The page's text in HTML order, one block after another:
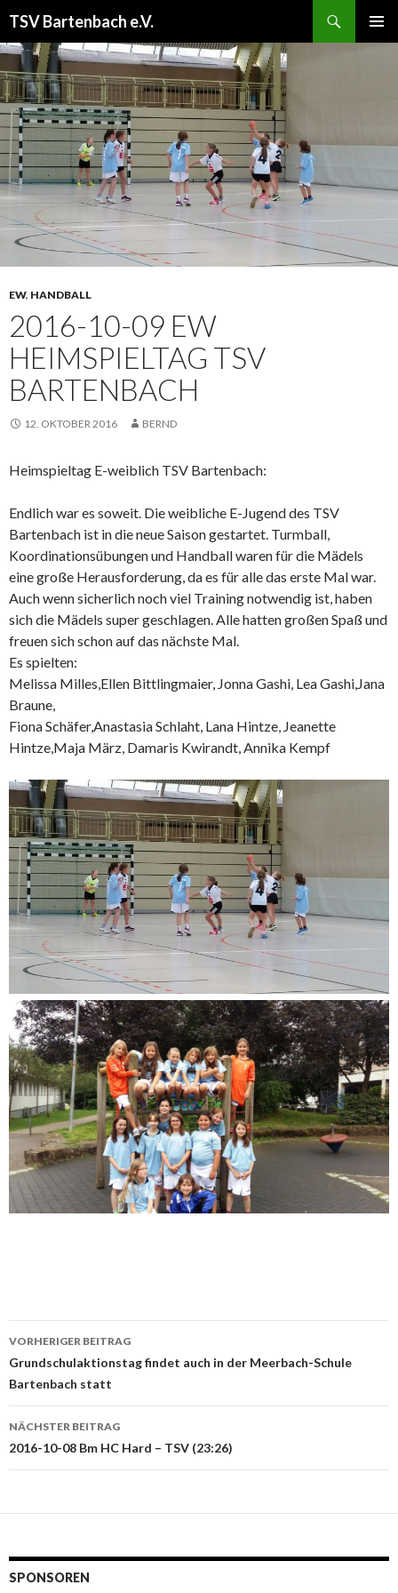
TSV Bartenbach e.V.
INHALT
SPRINGEN
EW, HANDBALL
2016-10-09 EW
HEIMSPIELTAG TSV
BARTENBACH
12. OKTOBER 2016 BERND
Heimspieltag E-weiblich TSV Bartenbach:
Endlich war es soweit. Die weibliche E-Jugend des TSV
Bartenbach ist in die neue Saison gestartet. Turmball,
Koordinationsübungen und Handball waren für die Mädels
eine große Herausforderung, da es für alle das erste Mal war.
Auch wenn sicherlich noch viel Training notwendig ist, haben
sich die Mädels super geschlagen. Alle hatten großen Spaß und
freuen sich schon auf das nächste Mal.
Es spielten:
Melissa Milles,Ellen Bittlingmaier, Jonna Gashi, Lea Gashi,Jana
Braune,
Fiona Schäfer,Anastasia Schlaht, Lana Hintze, Jeanette
Hintze,Maja März, Damaris Kwirandt, Annika Kempf
Beitrags-
Navigation
VORHERIGER BEITRAG
Grundschulaktionstag findet auch in der Meerbach-Schule
Bartenbach statt
NÄCHSTER BEITRAG
2016-10-08 Bm HC Hard – TSV (23:26)
SPONSOREN